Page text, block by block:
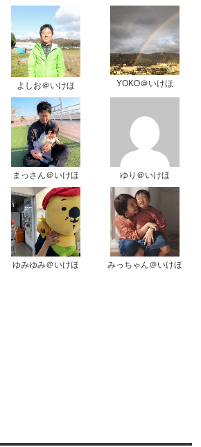
よしお＠いけほ YOKO＠いけほ
まっさん＠いけほ ゆり＠いけほ
ゆみゆみ＠いけほ みっちゃん＠いけほ